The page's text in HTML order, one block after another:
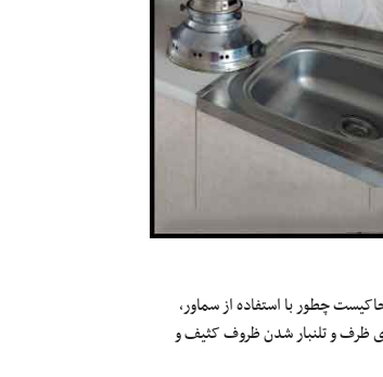
چطور با استفاده از سماور،
ظرف و تلنبار شدن ظروف کثیف و